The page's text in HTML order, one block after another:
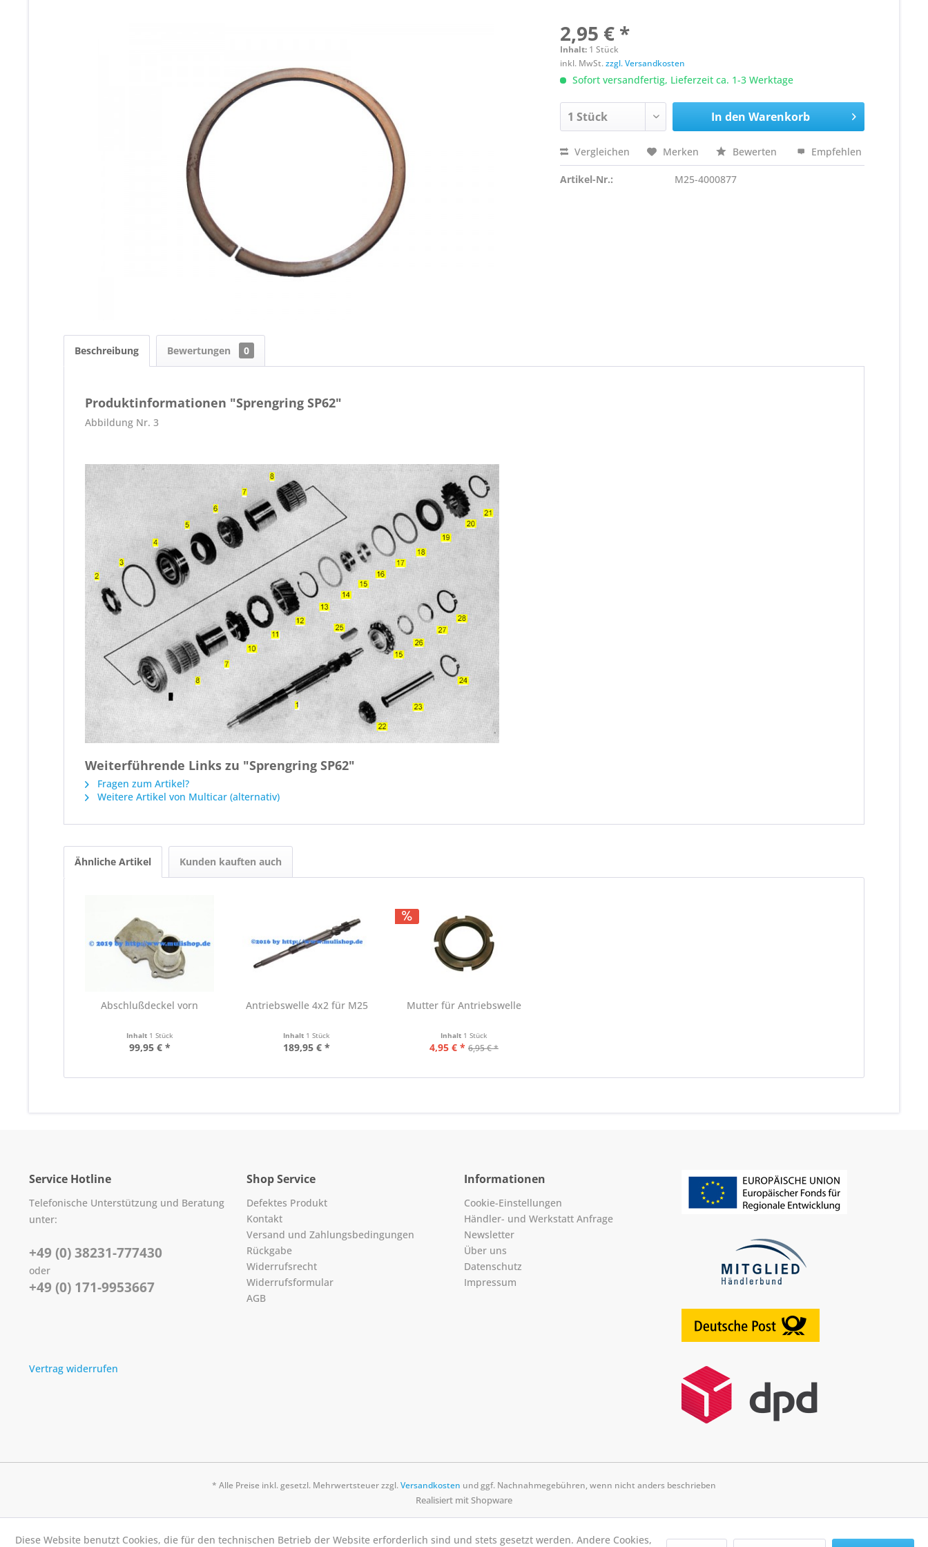
2,95 € *
Inhalt: 1 Stück
inkl. MwSt.zzgl. Versandkosten
Sofort versandfertig, Lieferzeit ca. 1-3 Werktage
In den Warenkorb
Vergleichen Merken Bewerten Empfehlen
Artikel-Nr.: M25-4000877
Beschreibung Bewertungen 0
Produktinformationen "Sprengring SP62"
Abbildung Nr. 3
Weiterführende Links zu "Sprengring SP62"
Fragen zum Artikel?
Weitere Artikel von Multicar (alternativ)
Ähnliche Artikel Kunden kauften auch
Abschlußdeckel vorn
Inhalt 1 Stück
99,95 € *
Antriebswelle 4x2 für M25
Inhalt 1 Stück
189,95 € *
Mutter für Antriebswelle
Inhalt 1 Stück
4,95 € * 6,95 € *
Service Hotline
Telefonische Unterstützung und Beratung
unter:
+49 (0) 38231-777430
oder
+49 (0) 171-9953667
Vertrag widerrufen
Shop Service
Defektes Produkt
Kontakt
Versand und Zahlungsbedingungen
Rückgabe
Widerrufsrecht
Widerrufsformular
AGB
Informationen
Cookie-Einstellungen
Händler- und Werkstatt Anfrage
Newsletter
Über uns
Datenschutz
Impressum
* Alle Preise inkl. gesetzl. Mehrwertsteuer zzgl.Versandkosten und ggf. Nachnahmegebühren, wenn nicht anders beschrieben
Realisiert mit Shopware
Diese Website benutzt Cookies, die für den technischen Betrieb der Website erforderlich sind und stets gesetzt werden. Andere Cookies,